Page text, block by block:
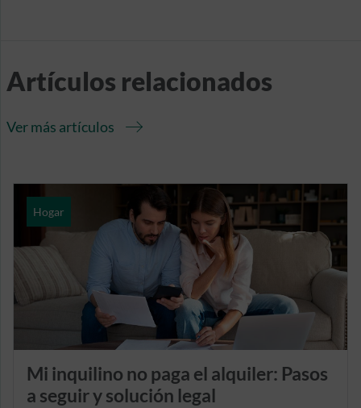
Artículos relacionados
Ver más artículos
Hogar
Mi inquilino no paga el alquiler: Pasos
a seguir y solución legal